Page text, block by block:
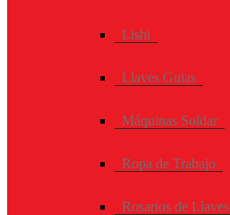
Lishi
Llaves Guias
Máquinas Soldar
Ropa de Trabajo
Rosarios de Llaves